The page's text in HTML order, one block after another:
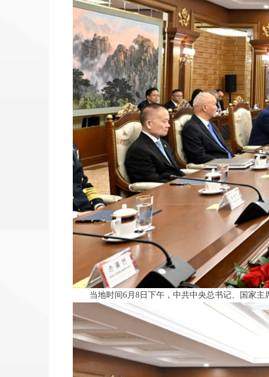
当地时间6月8日下午，中共中央总书记、国家主